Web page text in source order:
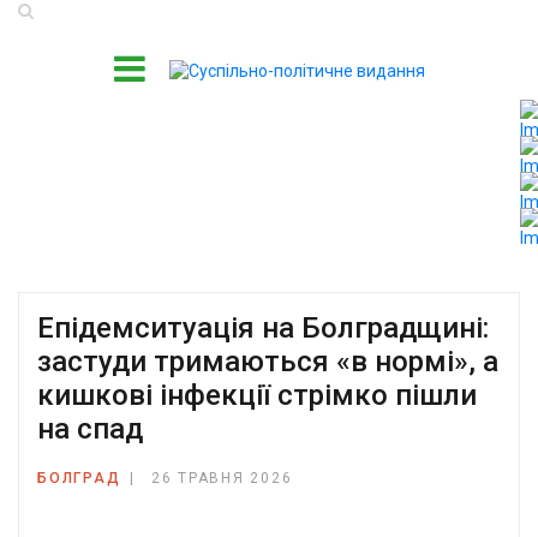
Епідемситуація на Болградщині:
застуди тримаються «в нормі», а
кишкові інфекції стрімко пішли
на спад
БОЛГРАД 26 ТРАВНЯ 2026